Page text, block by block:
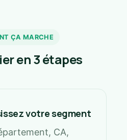
ÇA MARCHE
en 3 étapes
votre segment
CA,